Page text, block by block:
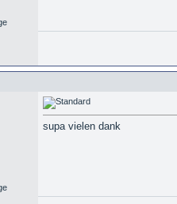
supa vielen dank